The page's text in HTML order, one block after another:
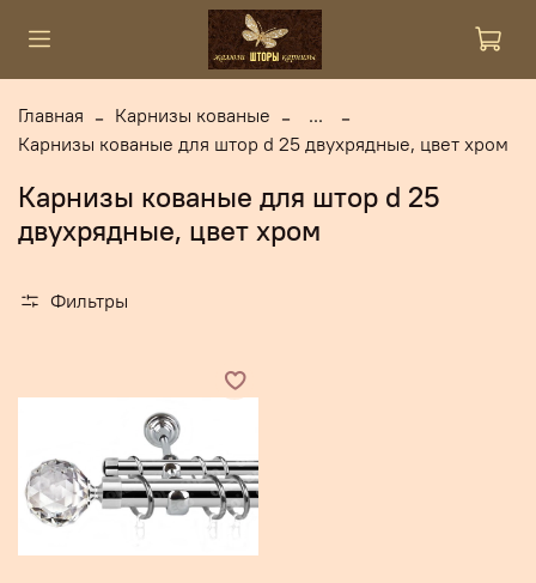
Главная Карнизы кованые
...
Карнизы кованые для штор d 25 двухрядные, цвет хром
Карнизы кованые для штор d 25
двухрядные, цвет хром
Фильтры